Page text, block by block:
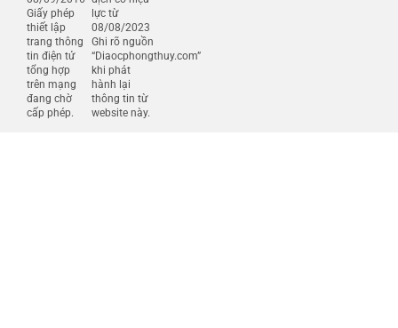
Giấy phép
thiết lập
trang thông
tin điện tử
tổng hợp
trên mạng
đang chờ
cấp phép.
lực từ
08/08/2023
Ghi rõ nguồn
“Diaocphongthuy.com”
khi phát
hành lại
thông tin từ
website này.